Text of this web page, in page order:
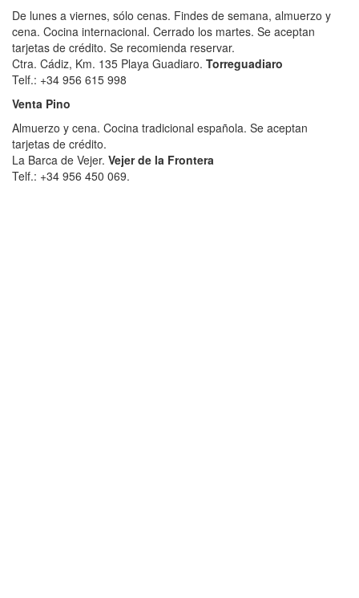
De lunes a viernes, sólo cenas. Findes de semana, almuerzo y
cena. Cocina internacional. Cerrado los martes. Se aceptan
tarjetas de crédito. Se recomienda reservar.
Ctra. Cádiz, Km. 135 Playa Guadiaro. Torreguadiaro
Telf.: +34 956 615 998
Venta Pino
Almuerzo y cena. Cocina tradicional española. Se aceptan
tarjetas de crédito.
La Barca de Vejer. Vejer de la Frontera
Telf.: +34 956 450 069.